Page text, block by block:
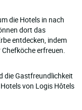
die Hotels in nach
dort das
entdecken, indem
erfreuen.
die Gastfreundlichkeit
von Logis Hôtels